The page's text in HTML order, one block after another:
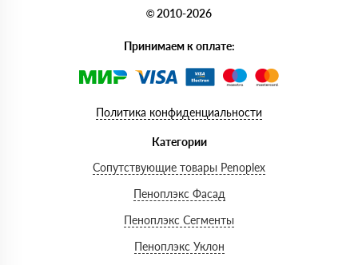
© 2010-2026
Принимаем к оплате:
Политика конфиденциальности
Категории
Сопутствующие товары Penoplex
Пеноплэкс Фасад
Пеноплэкс Сегменты
Пеноплэкс Уклон